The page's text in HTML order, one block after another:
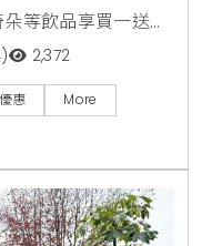
等飲品享買一送一
每週一優惠、外送
啡優惠資訊，讓咖
2,372
惠 More